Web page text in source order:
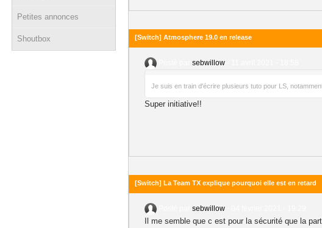
Petites annonces
Shoutbox [Switch] Atmosphere 19.0 en release
sebwillow
Je suis en train d'écrire plusieurs tuto pour LS,
Super initiative!!
[Switch] La Team TX explique pourquoi elle est en retard
sebwillow
Il me semble que c est pour la sécurité que la